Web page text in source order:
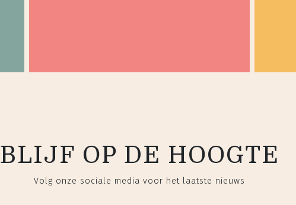
BLIJF OP DE HOOGTE
Volg onze sociale media voor het laatste nieuws